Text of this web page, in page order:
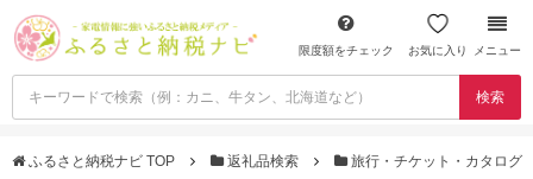
限度額をチェック お気に入り メニュー
検索
ふるさと納税ナビ TOP 返礼品検索 旅行・チケット・カタログ